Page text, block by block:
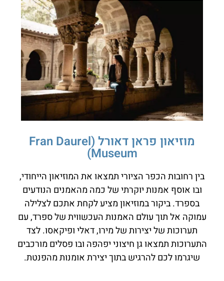
מוזיאון פראן דאורל (Fran Daurel
Museum)
בין רחובות הכפר הציורי תמצאו את המוזיאון הייחודי,
ובו אוסף אמנות יוקרתי של כמה מהאמנים הנודעים
בספרד. ביקור במוזיאון מציע לקחת אתכם לצלילה
עמוקה אל תוך עולם האמנות העכשווית של ספרד, עם
תערוכות של יצירות של מירו, דאלי ופיקאסו. לצד
התערוכות תמצאו גן חיצוני יפהפה ובו פסלים מורכבים
שיגרמו לכם להרגיש בתוך יצירת אומנות מהפנטת.